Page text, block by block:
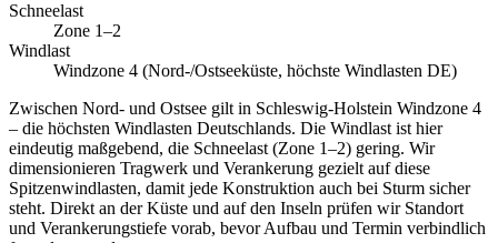
Schneelast
Zone 1–2
Windlast
Windzone 4 (Nord-/Ostseeküste, höchste Windlasten DE)
Zwischen Nord- und Ostsee gilt in Schleswig-Holstein Windzone 4
– die höchsten Windlasten Deutschlands. Die Windlast ist hier
eindeutig maßgebend, die Schneelast (Zone 1–2) gering. Wir
dimensionieren Tragwerk und Verankerung gezielt auf diese
Spitzenwindlasten, damit jede Konstruktion auch bei Sturm sicher
steht. Direkt an der Küste und auf den Inseln prüfen wir Standort
und Verankerungstiefe vorab, bevor Aufbau und Termin verbindlich